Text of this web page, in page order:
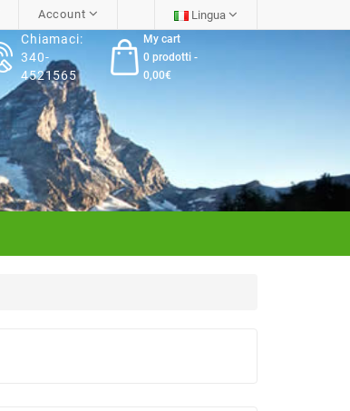
Account Lingua
Chiamaci:
340-
4521565
My cart
0 prodotti -
0,00€